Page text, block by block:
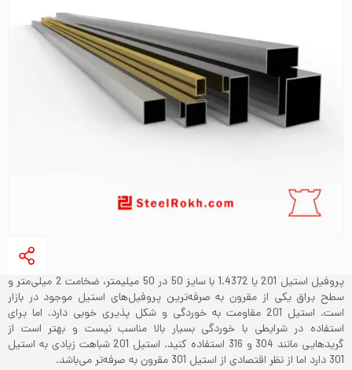
پروفیل استیل 201 یا 1.4372 با سایز 50 در 50 میلیمتر، ضخامت 2 میلی‌متر و
سطح براق یکی از مقرون به صرفه‌ترین پروفیل‌های استیل موجود در بازار
است. استیل 201 مقاومت به خوردگی و شکل پذیری خوبی دارد. اما برای
استفاده در شرایطی با خوردگی بسیار بالا مناسب نیست و بهتر است از
گریدهایی مانند 304 و 316 استفاده کنید. استیل 201 شباهت زیادی به استیل
301 دارد اما از نظر اقتصادی از استیل 301 مقرون به صرفه‌تر می‌باشد.